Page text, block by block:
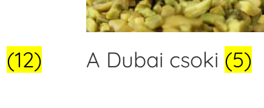
(12) A Dubai csoki (5)